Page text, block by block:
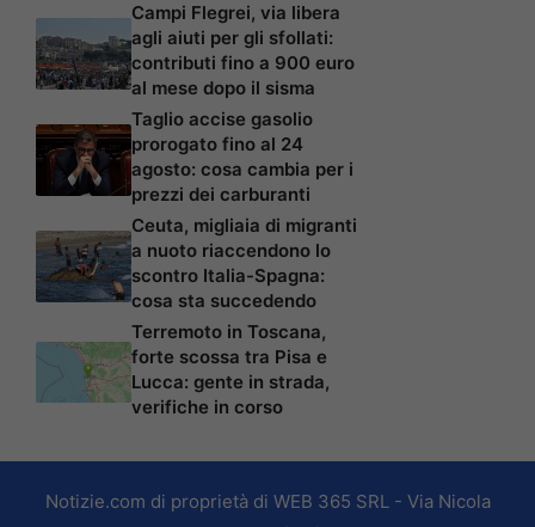
Campi Flegrei, via libera
agli aiuti per gli sfollati:
contributi fino a 900 euro
al mese dopo il sisma
Taglio accise gasolio
prorogato fino al 24
agosto: cosa cambia per i
prezzi dei carburanti
Ceuta, migliaia di migranti
a nuoto riaccendono lo
scontro Italia-Spagna:
cosa sta succedendo
Terremoto in Toscana,
forte scossa tra Pisa e
Lucca: gente in strada,
verifiche in corso
Notizie.com di proprietà di WEB 365 SRL - Via Nicola